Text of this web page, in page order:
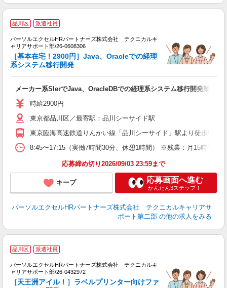
品川区 派遣社員
パーソルエクセルHRパートナーズ株式会社 テクニカルキ
ャリアサポート部/26-0608306
［基本在宅！2900円］Java、Oracleでの経理
系システム移行開発
メーカー系SIerでJava、OracleDBでの経理系システム移行開発業務
時給2900円
東京都品川区／最寄駅：品川シーサイド駅
東京臨海高速鉄道りんかい線「品川シーサイド」駅より徒歩5分
8:45〜17:15（実働7時間30分、休憩1時間） ※残業：月15時間程
応募締め切り2026/09/03 23:59まで
キープ 応募画面へ進む
かんたん3ステップ！
パーソルエクセルHRパートナーズ株式会社 テクニカルキャリアサ
ポート第二部 の他の求人をみる
品川区 派遣社員
パーソルエクセルHRパートナーズ株式会社 テクニカルキ
ャリアサポート部/26-0432972
［天王洲アイル！］ラベルプリンター向けファ